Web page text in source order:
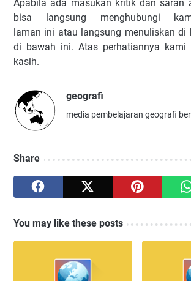
Apabila ada masukan kritik dan saran
bisa langsung menghubungi
laman ini atau langsung menuliskan di
di bawah ini. Atas perhatiannya kami
kasih.
geografi
media pembelajaran geografi
Share
You may like these posts